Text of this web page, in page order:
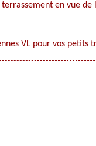
en vue
VL pour vos petits